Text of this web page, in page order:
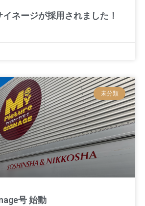
ネージが採用されました！
未分類
号 始動